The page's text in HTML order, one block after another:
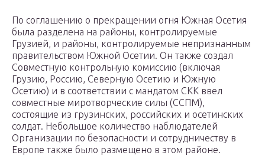
По соглашению о прекращении огня Южная Осетия
была разделена на районы, контролируемые
Грузией, и районы, контролируемые непризнанным
правительством Южной Осетии. Он также создал
Совместную контрольную комиссию (включая
Грузию, Россию, Северную Осетию и Южную
Осетию) и в соответствии с мандатом СКК ввел
совместные миротворческие силы (ССПМ),
состоящие из грузинских, российских и осетинских
солдат. Небольшое количество наблюдателей
Организации по безопасности и сотрудничеству в
Европе также было размещено в этом районе.